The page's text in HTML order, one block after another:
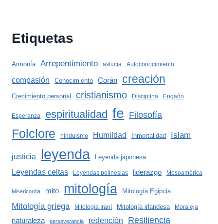
Etiquetas
Armonía Arrepentimiento astucia Autoconocimiento
compasión Conocimiento Corán creación
Crecimiento personal cristianismo Disciplina Engaño
Esperanza espiritualidad fe Filosofía
Folclore hinduismo Humildad Inmortalidad Islam
justicia leyenda Leyenda japonesa
Leyendas celtas Leyendas polinesias liderazgo Mesoamérica
Misericordia mito mitología Mitología Egipcia
Mitología griega Mitología Iraní Mitología irlandesa Moraleja
naturaleza perseverancia redención Resiliencia